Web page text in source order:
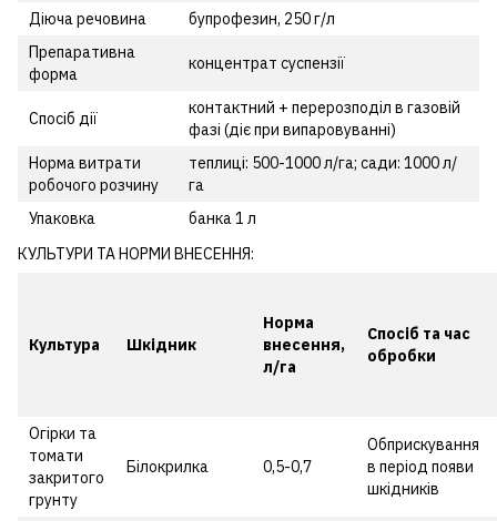
Діюча речовина
бупрофезин, 250 г/л
Препаративна
форма
концентрат суспензії
Спосіб дії
контактний + перерозподіл в газовій
фазі (діє при випаровуванні)
Норма витрати
робочого розчину
теплиці: 500-1000 л/га; сади: 1000 л/
га
Упаковка
банка 1 л
КУЛЬТУРИ ТА НОРМИ ВНЕСЕННЯ:
Культура Шкідник
Норма
внесення,
л/га
Спосіб та час
обробки
Огірки та
томати
закритого
грунту
Білокрилка 0,5-0,7
Обприскування
в період появи
шкідників